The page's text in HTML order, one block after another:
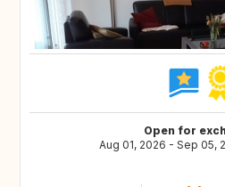
Open for
Aug 01, 2026 - Sep 05,